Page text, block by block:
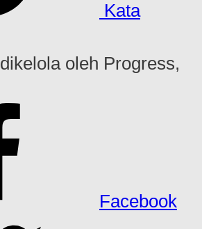
Kata
dikelola oleh Progress,
Facebook